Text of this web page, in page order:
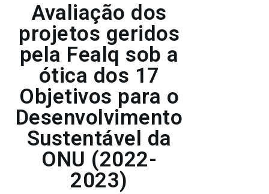
Avaliação dos
projetos geridos
pela Fealq sob a
ótica dos 17
Objetivos para o
Desenvolvimento
Sustentável da
ONU (2022-
2023)